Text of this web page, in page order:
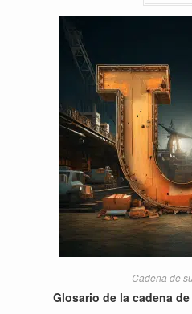
Cadena de
Glosario de la cadena